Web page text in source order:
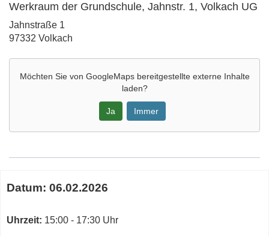
Werkraum der Grundschule, Jahnstr. 1, Volkach UG
Adresse:
Jahnstraße 1
97332 Volkach
Möchten Sie von GoogleMapsbereitgestellte externe Inhalte
laden?
Ja Immer
Maps
von
Grundschule,
zum
Kurs
Datum: 06.02.2026
Uhrzeit: 15:00 - 17:30 Uhr